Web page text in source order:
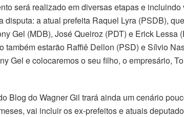
será realizado em diversas etapas e
disputa: a atual prefeita Raquel Lyra (PSDB),
Gel (MDB), José Queiroz (PDT) e Erick Lessa
também estarão Raffiê Dellon (PSD) e Sílvio
Gel e colocaremos o seu filho, o empresário,
Blog do Wagner Gil trará ainda um cenário
vai incluir os ex-prefeitos e atuais